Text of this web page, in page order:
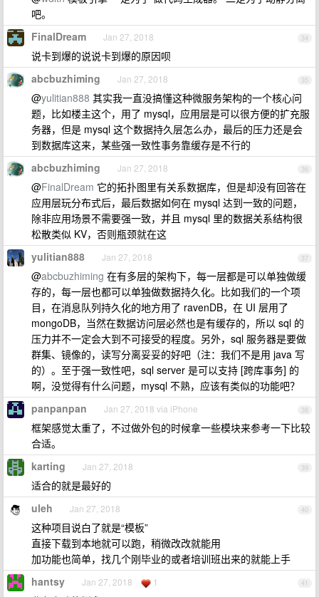
吧。
34
FinalDream Jan 27, 2018
说卡到爆的说说卡到爆的原因呗
35
abcbuzhiming Jan 27, 2018
@yulitian888 其实我一直没搞懂这种微服务架构的一个核心问
题，比如楼主这个，用了 mysql，应用层是可以很方便的扩充服
务器，但是 mysql 这个数据持久层怎么办，最后的压力还是会
到数据库这来，某些强一致性事务靠缓存是不行的
36
abcbuzhiming Jan 27, 2018
@FinalDream 它的拓扑图里有关系数据库，但是却没有回答在
应用层玩分布式后，最后数据如何在 mysql 达到一致的问题，
除非应用场景不需要强一致，并且 mysql 里的数据关系结构很
松散类似 KV，否则瓶颈就在这
37
yulitian888 Jan 27, 2018
@abcbuzhiming 在有多层的架构下，每一层都是可以单独做缓
存的，每一层也都可以单独做数据持久化。比如我们的一个项
目，在消息队列持久化的地方用了 ravenDB，在 UI 层用了
mongoDB，当然在数据访问层必然也是有缓存的，所以 sql 的
压力并不一定会大到不可接受的程度。另外，sql 服务器是要做
群集、镜像的，读写分离妥妥的好吧（注：我们不是用 java 写
的）。至于强一致性吧，sql server 是可以支持 [跨库事务] 的
啊，没觉得有什么问题，mysql 不熟，应该有类似的功能吧？
38
panpanpan Jan 27, 2018 via iPhone
框架感觉太重了，不过做外包的时候拿一些模块来参考一下比较
合适。
39
karting Jan 27, 2018
适合的就是最好的
40
uleh Jan 27, 2018
这种项目说白了就是“模板”
直接下载到本地就可以跑，稍微改改就能用
加功能也简单，找几个刚毕业的或者培训班出来的就能上手
41
hantsy Jan 27, 2018 1